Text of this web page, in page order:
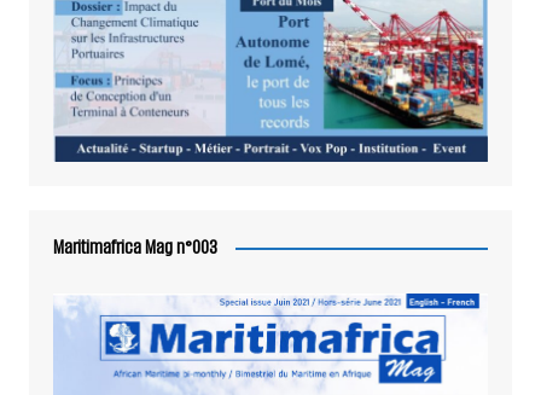
Maritimafrica Mag n°003